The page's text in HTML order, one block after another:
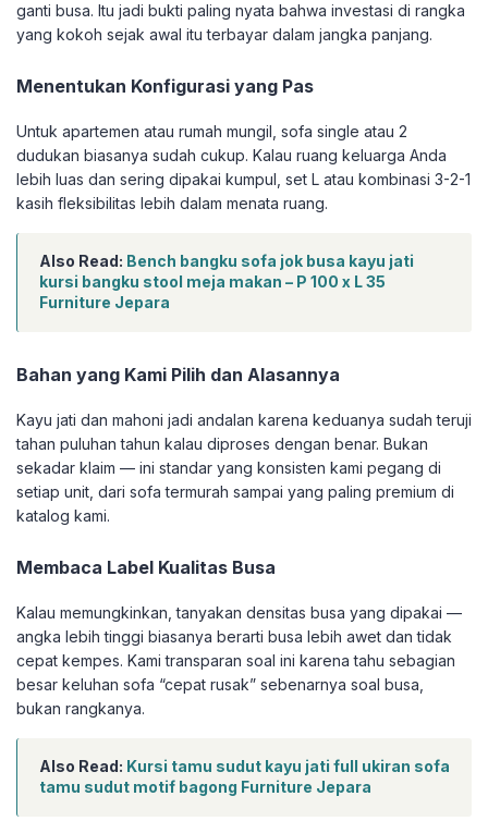
ganti busa. Itu jadi bukti paling nyata bahwa investasi di rangka
yang kokoh sejak awal itu terbayar dalam jangka panjang.
Menentukan Konfigurasi yang Pas
Untuk apartemen atau rumah mungil, sofa single atau 2
dudukan biasanya sudah cukup. Kalau ruang keluarga Anda
lebih luas dan sering dipakai kumpul, set L atau kombinasi 3-2-1
kasih fleksibilitas lebih dalam menata ruang.
Also Read: Bench bangku sofa jok busa kayu jati
kursi bangku stool meja makan – P 100 x L 35
Furniture Jepara
Bahan yang Kami Pilih dan Alasannya
Kayu jati dan mahoni jadi andalan karena keduanya sudah teruji
tahan puluhan tahun kalau diproses dengan benar. Bukan
sekadar klaim — ini standar yang konsisten kami pegang di
setiap unit, dari sofa termurah sampai yang paling premium di
katalog kami.
Membaca Label Kualitas Busa
Kalau memungkinkan, tanyakan densitas busa yang dipakai —
angka lebih tinggi biasanya berarti busa lebih awet dan tidak
cepat kempes. Kami transparan soal ini karena tahu sebagian
besar keluhan sofa “cepat rusak” sebenarnya soal busa,
bukan rangkanya.
Also Read: Kursi tamu sudut kayu jati full ukiran sofa
tamu sudut motif bagong Furniture Jepara